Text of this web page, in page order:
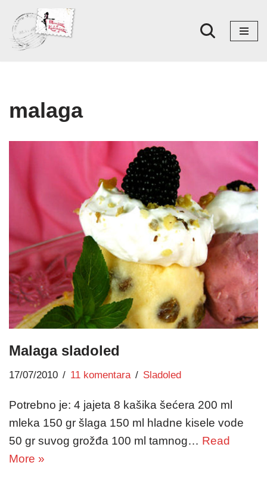
Skoči
na
malaga
Malaga sladoled
17/07/2010 11 komentara Sladoled
Potrebno je: 4 jajeta 8 kašika šećera 200 ml
mleka 150 gr šlaga 150 ml hladne kisele vode
50 gr suvog grožđa 100 ml tamnog… Read
More »